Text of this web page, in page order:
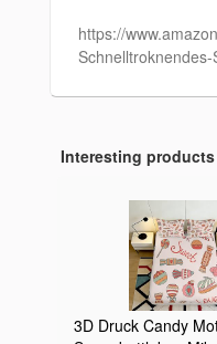
https://
Interesting products
3D Druck Candy